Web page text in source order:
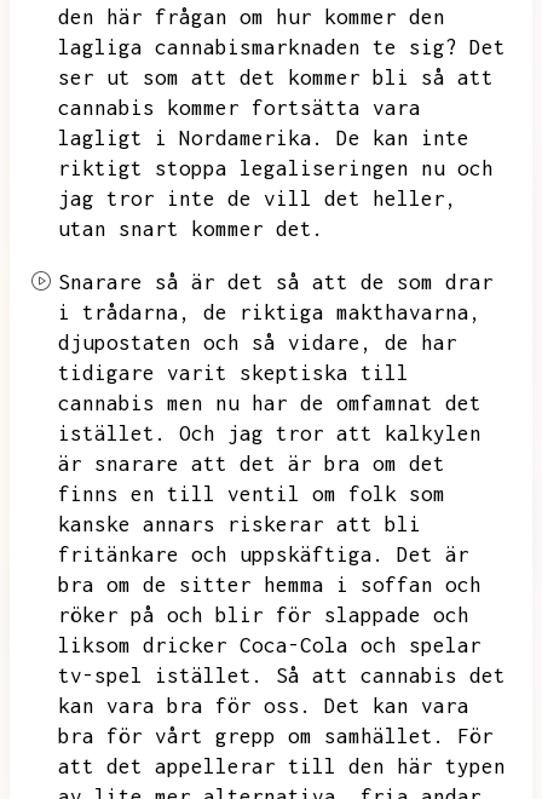
den här frågan om hur kommer den
lagliga cannabismarknaden te sig? Det
ser ut som att det kommer bli så att
cannabis kommer fortsätta vara
lagligt i Nordamerika.
De kan inte
riktigt stoppa legaliseringen nu och
jag tror inte de vill det heller,
utan snart kommer det.
Snarare så är det så att de som drar
i trådarna,
de riktiga makthavarna,
djupostaten och så vidare,
de har
tidigare varit skeptiska till
cannabis men nu har de omfamnat det
istället.
Och jag tror att kalkylen
är snarare att det är bra om det
finns en till ventil om folk som
kanske annars riskerar att bli
fritänkare och uppskäftiga.
Det är
bra om de sitter hemma i soffan och
röker på och blir för slappade och
liksom dricker Coca-Cola och spelar
tv-spel istället.
Så att cannabis det
kan vara bra för oss.
Det kan vara
bra för vårt grepp om samhället.
För
att det appellerar till den här typen